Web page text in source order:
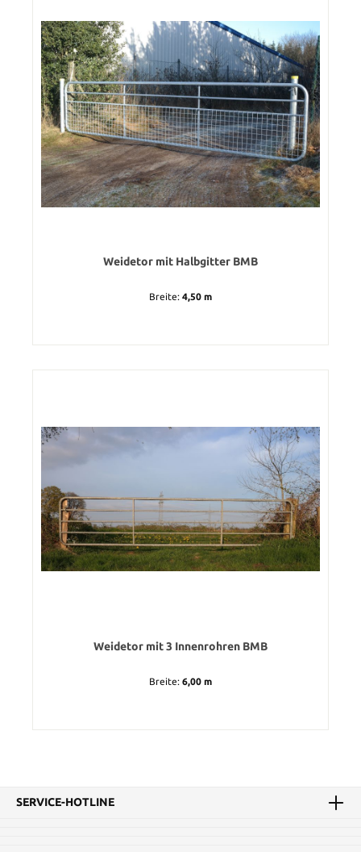
Weidetor mit Halbgitter BMB
Breite: 4,50 m
Weidetor mit 3 Innenrohren BMB
Breite: 6,00 m
SERVICE-HOTLINE